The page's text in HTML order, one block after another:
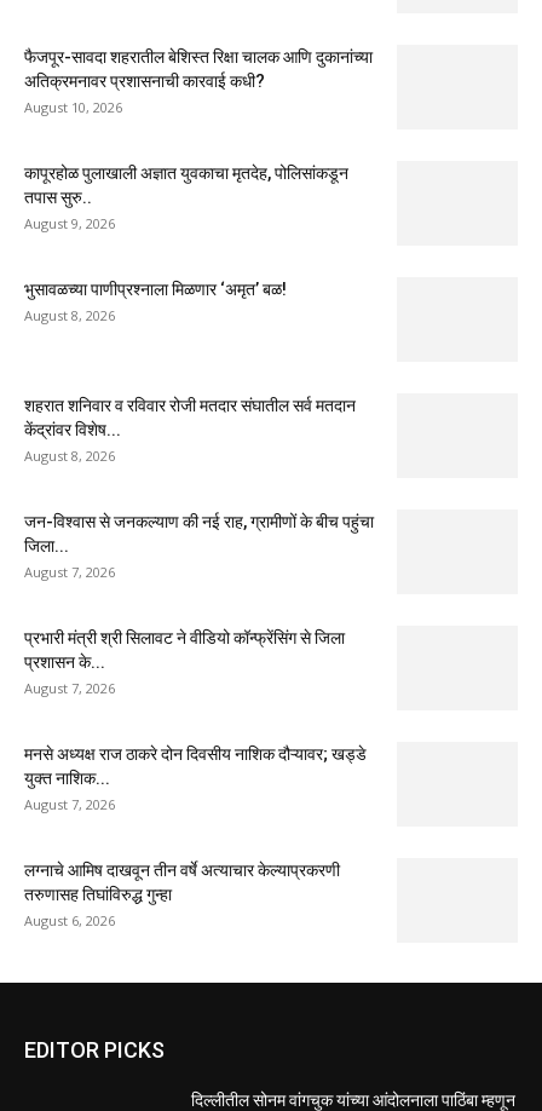
फैजपूर-सावदा शहरातील बेशिस्त रिक्षा चालक आणि दुकानांच्या
अतिक्रमनावर प्रशासनाची कारवाई कधी?
August 10, 2026
कापूरहोळ पुलाखाली अज्ञात युवकाचा मृतदेह, पोलिसांकडून
तपास सुरु..
August 9, 2026
भुसावळच्या पाणीप्रश्नाला मिळणार ‘अमृत’ बळ!
August 8, 2026
शहरात शनिवार व रविवार रोजी मतदार संघातील सर्व मतदान
केंद्रांवर विशेष...
August 8, 2026
जन-विश्वास से जनकल्याण की नई राह, ग्रामीणों के बीच पहुंचा
जिला...
August 7, 2026
प्रभारी मंत्री श्री सिलावट ने वीडियो कॉन्फ्रेंसिंग से जिला
प्रशासन के...
August 7, 2026
मनसे अध्यक्ष राज ठाकरे दोन दिवसीय नाशिक दौऱ्यावर; खड्डे
युक्त नाशिक...
August 7, 2026
लग्नाचे आमिष दाखवून तीन वर्षे अत्याचार केल्याप्रकरणी
तरुणासह तिघांविरुद्ध गुन्हा
August 6, 2026
EDITOR PICKS
दिल्लीतील सोनम वांगचुक यांच्या आंदोलनाला पाठिंबा म्हणून